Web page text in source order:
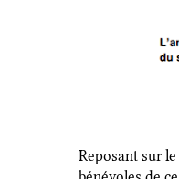
Reposant sur